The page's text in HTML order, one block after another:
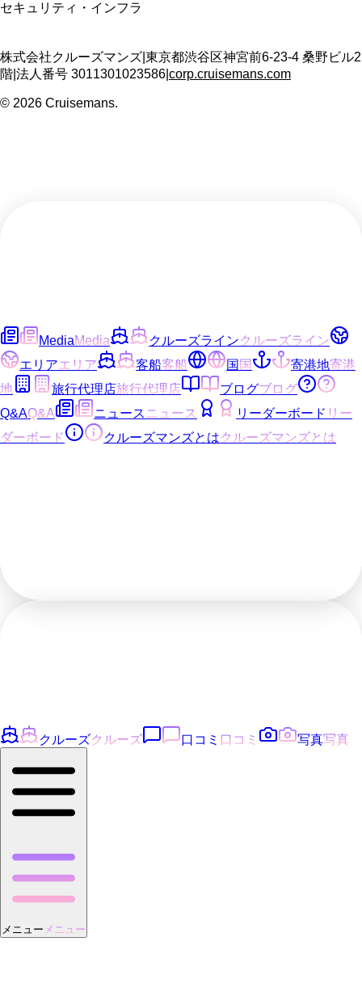
セキュリティ・インフラ
株式会社クルーズマンズ 東京都渋谷区神宮前6-23-4 桑野ビル2
階 法人番号 3011301023586 corp.cruisemans.com
© 2026 Cruisemans.
MediaMedia クルーズラインクルーズライン
エリアエリア 客船客船 国国 寄港地寄港
地
旅行代理店旅行代理店 ブログブログ
Q&AQ&A ニュース ニュース リーダーボード リー
ダーボード
クルーズマンズとはクルーズマンズとは
クルーズクルーズ 口コミ 口コミ 写真写真
メニュー メニュー